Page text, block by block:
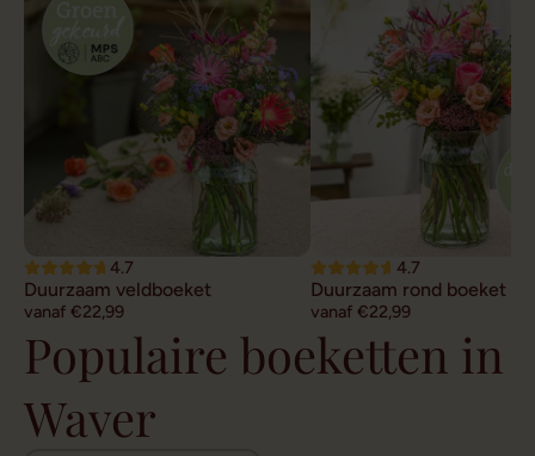
4.7
Duurzaam veldboeket
vanaf €22,99
4.7
Duurzaam rond boeket
vanaf €22,99
Populaire boeketten in
Waver